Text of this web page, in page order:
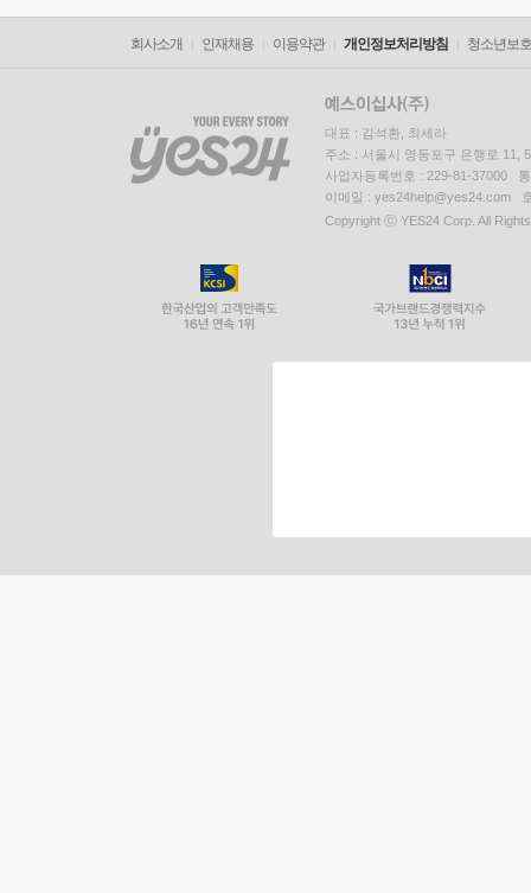
회사소개 인재채용 이용약관 개인정보처리방침 청소년보
대표 : 김석환, 최세라
주소 : 서울시 영등포구 은행로 11,
사업자등록번호 : 229-81-37000
이메일 : yes24help@yes24.com
Copyright ⓒ YES24 Corp. All